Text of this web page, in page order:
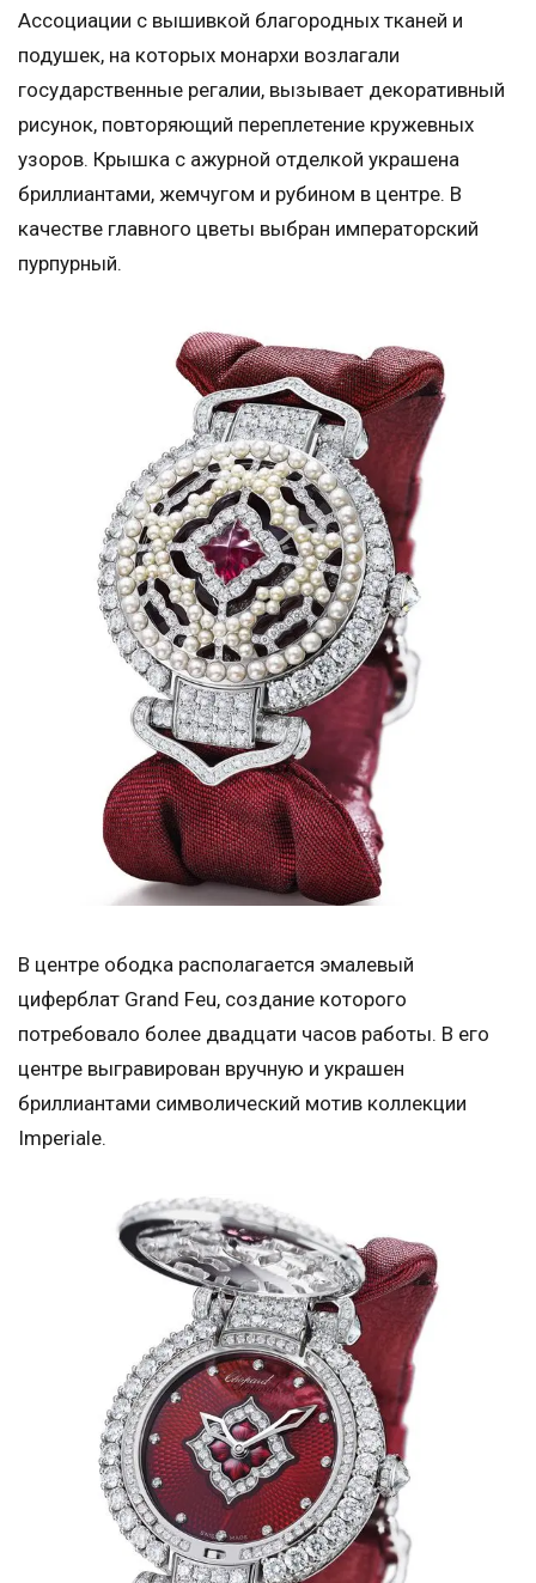
Ассоциации с вышивкой благородных тканей и
подушек, на которых монархи возлагали
государственные регалии, вызывает декоративный
рисунок, повторяющий переплетение кружевных
узоров. Крышка с ажурной отделкой украшена
бриллиантами, жемчугом и рубином в центре. В
качестве главного цветы выбран императорский
пурпурный.
В центре ободка располагается эмалевый
циферблат Grand Feu, создание которого
потребовало более двадцати часов работы. В его
центре выгравирован вручную и украшен
бриллиантами символический мотив коллекции
Imperiale.